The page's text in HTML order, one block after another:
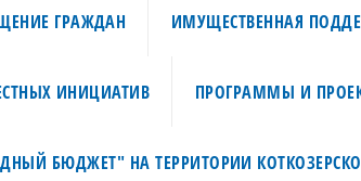
ГРАЖДАН ИМУЩЕСТВЕННАЯ
ИНИЦИАТИВ ПРОГРАММЫ И
БЮДЖЕТ" НА ТЕРРИТОРИИ